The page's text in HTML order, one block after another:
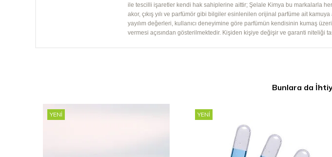
ile tescilli işaretler kendi hak sahiplerine aittir; Şelale Kimya bu markalarla
akor, çıkış yılı ve parfümör gibi bilgiler esinlenilen orijinal parfüme ait
yayılım değerleri, kullanıcı deneyimine göre parfümün kendisinin kumaş
vermesi açısından gösterilmektedir. Kişiden kişiye değişir ve garanti niteliği
Bunlara da
YENI YENI